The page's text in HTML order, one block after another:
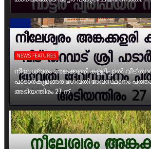
NEWS FEATURES
നീലേശ്വരം അങ്കക്കളരി കള്ളിപ്പാൽ വീട്
പാടാർകുളങ്ങര ഭഗവതി ദേവസ്ഥാനം
അടിയന്തിരം 27 ന്